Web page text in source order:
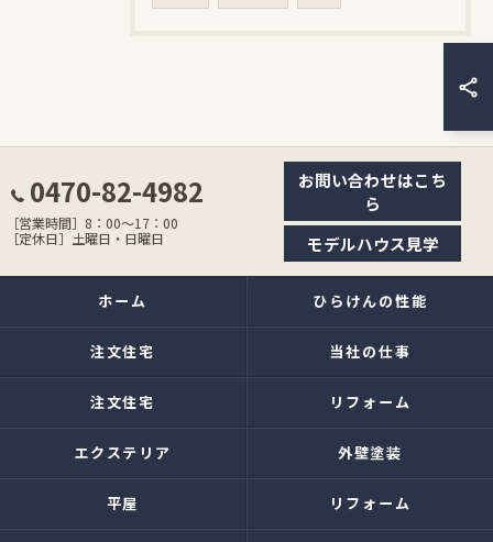
0470-82-4982
［営業時間］8：00〜17：00
［定休日］土曜日・日曜日
お問い合わせはこち
ら
モデルハウス見学
ホーム ひらけんの性能
注文住宅 当社の仕事
注文住宅 リフォーム
エクステリア 外壁塗装
平屋 リフォーム